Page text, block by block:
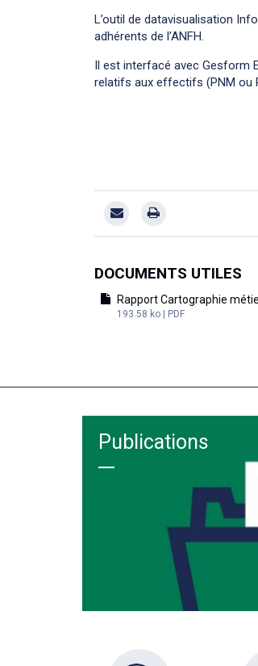
L’outil de datavisualisation
adhérents de l’ANFH.
Il est interfacé avec Gesform
relatifs aux effectifs (PNM ou
DOCUMENTS UTILES
Rapport Cartographie
193.58 ko | PDF
Publications